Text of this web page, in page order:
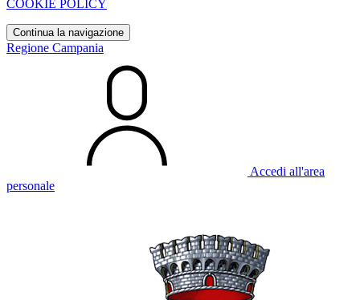
COOKIE POLICY
Continua la navigazione
Regione Campania
Accedi all'area
personale